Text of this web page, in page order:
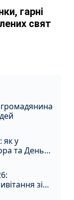
гарні
свят
як у
та День
зі